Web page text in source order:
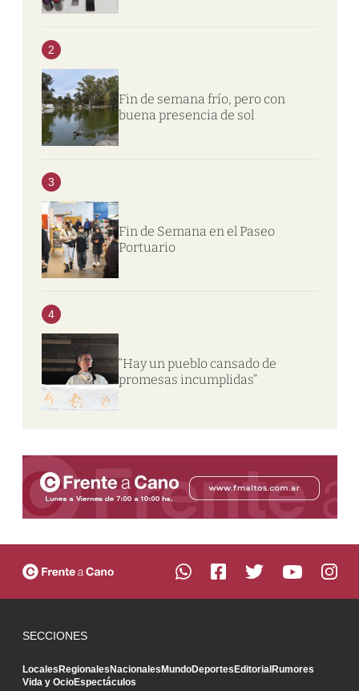
2
Fin de semana frío, pero con
buena presencia de sol
3
Fin de Semana en el Paseo
Portuario
4
“Hay un pueblo cansado de
promesas incumplidas”
SECCIONES
Locales Regionales Nacionales MundoDeportes Editorial Rumores
Vida y OcioEspectáculos